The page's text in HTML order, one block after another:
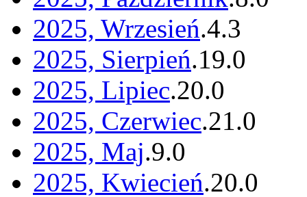
2025, Wrzesień.4.3
2025, Sierpień.19.0
2025, Lipiec.20.0
2025, Czerwiec.21.0
2025, Maj.9.0
2025, Kwiecień.20.0